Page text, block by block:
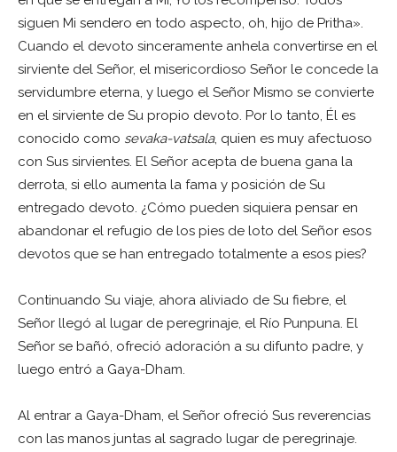
siguen Mi sendero en todo aspecto, oh, hijo de Pritha».
Cuando el devoto sinceramente anhela convertirse en el
sirviente del Señor, el misericordioso Señor le concede la
servidumbre eterna, y luego el Señor Mismo se convierte
en el sirviente de Su propio devoto. Por lo tanto, Él es
conocido como sevaka-vatsala, quien es muy afectuoso
con Sus sirvientes. El Señor acepta de buena gana la
derrota, si ello aumenta la fama y posición de Su
entregado devoto. ¿Cómo pueden siquiera pensar en
abandonar el refugio de los pies de loto del Señor esos
devotos que se han entregado totalmente a esos pies?
Continuando Su viaje, ahora aliviado de Su fiebre, el
Señor llegó al lugar de peregrinaje, el Río Punpuna. El
Señor se bañó, ofreció adoración a su difunto padre, y
luego entró a Gaya-Dham.
Al entrar a Gaya-Dham, el Señor ofreció Sus reverencias
con las manos juntas al sagrado lugar de peregrinaje.